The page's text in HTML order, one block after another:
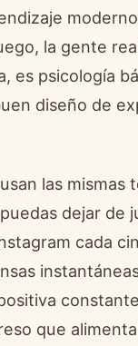
la gente
es psicología
diseño de
las mismas
dejar de
cada
que